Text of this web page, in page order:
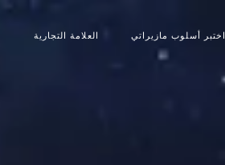
اختبر أسلوب مازیراتي العلامة التجارية